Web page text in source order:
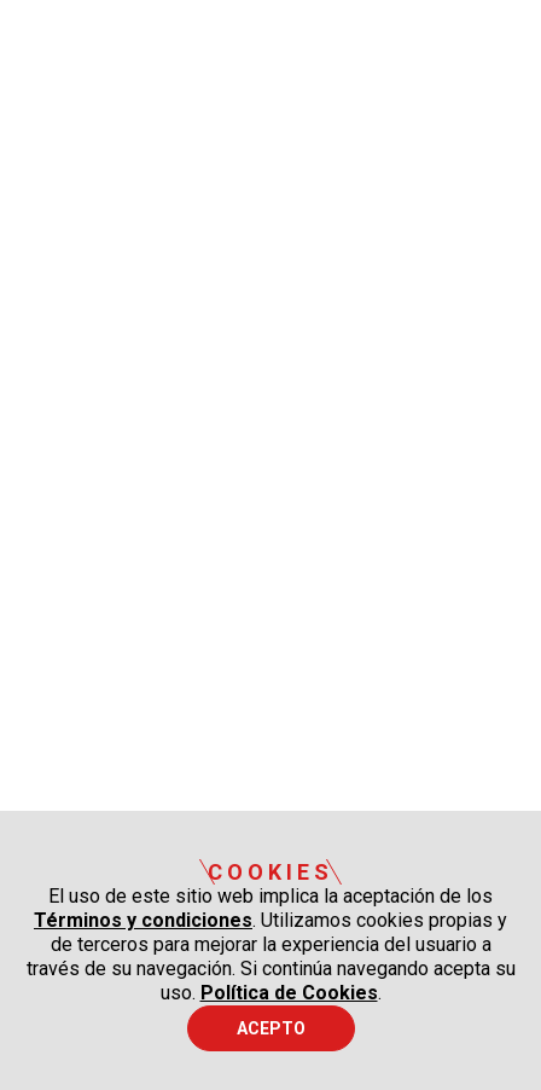
COOKIES
El uso de este sitio web implica la aceptación de los
Términos y condiciones. Utilizamos cookies propias y
de terceros para mejorar la experiencia del usuario a
través de su navegación. Si continúa navegando acepta su
uso. Política de Cookies.
ACEPTO